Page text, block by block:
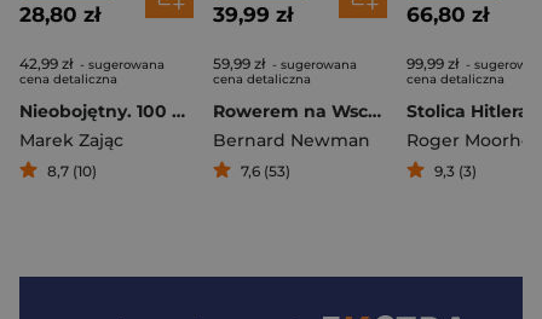
28,80 zł
42,99 zł - sugerowana
cena detaliczna
Nieobojętny. 100 portretów Mariana Turskiego
Marek Zając
8,7 (10)
39,99 zł
59,99 zł - sugerowana
cena detaliczna
Rowerem na Wschód 1937
Bernard Newman
7,6 (53)
66,80 zł
99,99 zł -
cena detaliczna
Roger
9,3 (3)